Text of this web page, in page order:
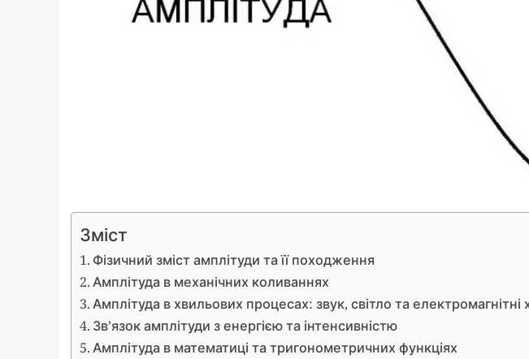
Зміст
Фізичний зміст амплітуди та її походження
Амплітуда в механічних коливаннях
Амплітуда в хвильових процесах: звук, світло та електромагнітні
Зв’язок амплітуди з енергією та інтенсивністю
Амплітуда в математиці та тригонометричних функціях